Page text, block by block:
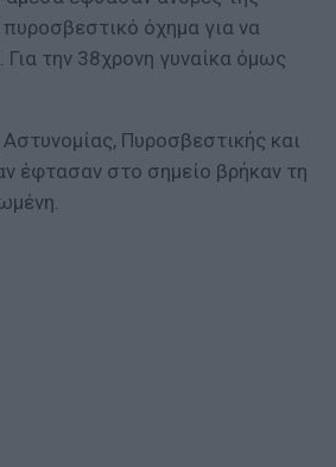
όχημα για να
την 38χρονη γυναίκα όμως
Πυροσβεστικής και
έφτασαν στο σημείο βρήκαν τη